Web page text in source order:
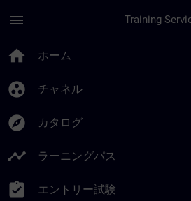
menu
home ホーム
group_work チャネル
explore カタログ
timeline ラーニングパス
assignment_turned_in エントリー試験